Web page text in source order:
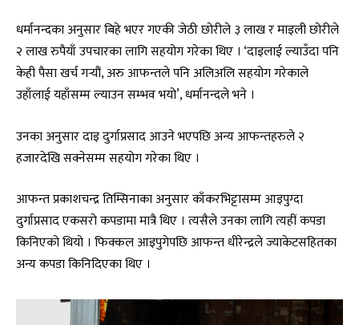
धर्मानन्दका अनुसार बिहे भएर गएकी जेठी छोरीले ३ लाख र माइली छोरीले
२ लाख रुपैयाँ उपचारका लागि सहयोग गरेका थिए । ‘दाइलाई ल्याउँदा पनि
केही पैसा खर्च गर्‍यौं, अरु आफन्तले पनि अलिअलि सहयोग गरेकाले
उहाँलाई यहाँसम्म ल्याउन सम्भव भयो’, धर्मानन्दले भने ।
उनका अनुसार दाइ दुर्गाप्रसाद आउने भएपछि अन्य आफन्तहरुले २
हजारदेखि सक्नेसम्म सहयोग गरेका थिए ।
आफन्त प्रकाशचन्द्र तिम्सिनाका अनुसार काँकरभिट्टासम्म आइपुग्दा
दुर्गाप्रसाद एकसरो कपडामा मात्रै थिए । त्यसैले उनका लागि त्यहीं कपडा
किनिएको थियो । फिक्कल आइपुगेपछि आफन्त धीरेन्द्रले ज्याकेटसहितका
अन्य कपडा किनिदिएका थिए ।